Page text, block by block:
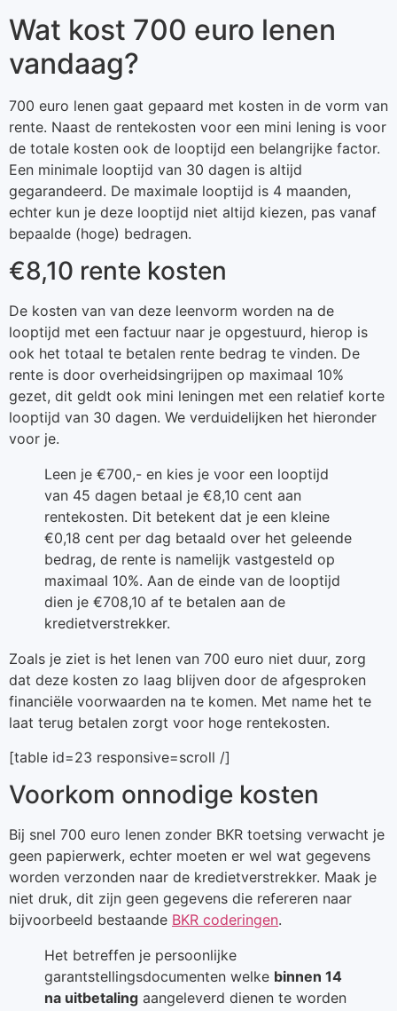
Wat kost 700 euro lenen
vandaag?
700 euro lenen gaat gepaard met kosten in de vorm van
rente. Naast de rentekosten voor een mini lening is voor
de totale kosten ook de looptijd een belangrijke factor.
Een minimale looptijd van 30 dagen is altijd
gegarandeerd. De maximale looptijd is 4 maanden,
echter kun je deze looptijd niet altijd kiezen, pas vanaf
bepaalde (hoge) bedragen.
€8,10 rente kosten
De kosten van van deze leenvorm worden na de
looptijd met een factuur naar je opgestuurd, hierop is
ook het totaal te betalen rente bedrag te vinden. De
rente is door overheidsingrijpen op maximaal 10%
gezet, dit geldt ook mini leningen met een relatief korte
looptijd van 30 dagen. We verduidelijken het hieronder
voor je.
Leen je €700,- en kies je voor een looptijd
van 45 dagen betaal je €8,10 cent aan
rentekosten. Dit betekent dat je een kleine
€0,18 cent per dag betaald over het geleende
bedrag, de rente is namelijk vastgesteld op
maximaal 10%. Aan de einde van de looptijd
dien je €708,10 af te betalen aan de
kredietverstrekker.
Zoals je ziet is het lenen van 700 euro niet duur, zorg
dat deze kosten zo laag blijven door de afgesproken
financiële voorwaarden na te komen. Met name het te
laat terug betalen zorgt voor hoge rentekosten.
[table id=23 responsive=scroll /]
Voorkom onnodige kosten
Bij snel 700 euro lenen zonder BKR toetsing verwacht je
geen papierwerk, echter moeten er wel wat gegevens
worden verzonden naar de kredietverstrekker. Maak je
niet druk, dit zijn geen gegevens die refereren naar
bijvoorbeeld bestaande BKR coderingen.
Het betreffen je persoonlijke
garantstellingsdocumenten welke binnen 14
na uitbetaling aangeleverd dienen te worden